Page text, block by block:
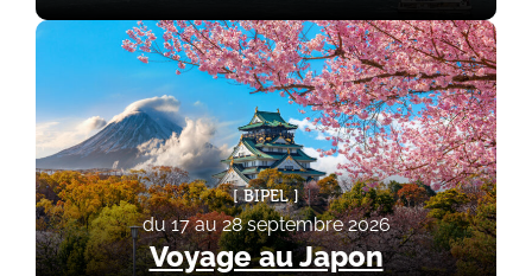
BIPEL
du 17 au 28 septembre 2026
Voyage au Japon